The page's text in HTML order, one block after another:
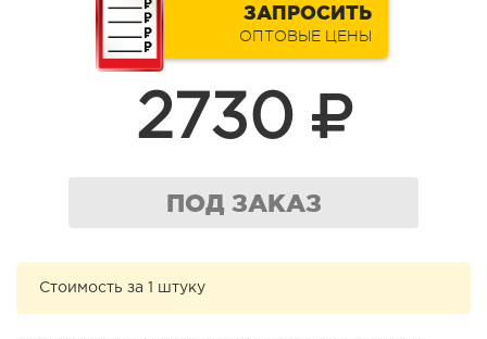
ЗАПРОСИТЬ
ОПТОВЫЕ ЦЕНЫ
2730
ПОД ЗАКАЗ
Стоимость за 1 штуку